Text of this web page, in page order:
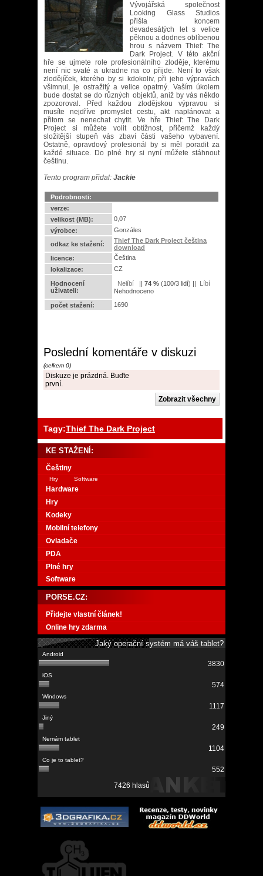
Vývojářská společnost
Looking Glass Studios
přišla koncem
devadesátých let s velice
pěknou a dodnes oblíbenou
hrou s názvem Thief: The
Dark Project. V této akční
hře se ujmete role profesionálního zloděje, kterému
není nic svaté a ukradne na co přijde. Není to však
zlodějíček, kterého by si kdokoliv, při jeho výpravách
všimnul, je ostražitý a velice opatrný. Vaším úkolem
bude dostat se do různých objektů, aniž by vás někdo
zpozoroval. Před každou zlodějskou výpravou si
musíte nejdříve promyslet cestu, akt naplánovat a
přitom se nenechat chytit. Ve hře Thief: The Dark
Project si můžete volit obtížnost, přičemž každý
složitější stupeň vás zbaví části vašeho vybavení.
Ostatně, opravdový profesionál by si měl poradit za
každé situace. Do plné hry si nyní můžete stáhnout
češtinu.
Tento program přidal: Jackie
Podrobnosti:
verze:
velikost (MB):
0,07
výrobce:
Gonzáles
odkaz ke stažení:
Thief The Dark Project čeština
download
licence:
Čeština
lokalizace:
CZ
Hodnocení
uživateli:
|| 74 % (100/3 lidí) ||
Nehodnoceno
počet stažení:
1690
Poslední komentáře v diskuzi
(celkem 0)
Diskuze je prázdná. Buďte
první.
Tagy:Thief The Dark Project
KE STAŽENÍ:
Češtiny
Hry Software
Hardware
Hry
Kodeky
Mobilní telefony
Ovladače
PDA
Plné hry
Software
PORSE.CZ:
Přidejte vlastní článek!
Online hry zdarma
Jaký operační systém má váš tablet?
3830
574
1117
249
1104
552
7426 hlasů